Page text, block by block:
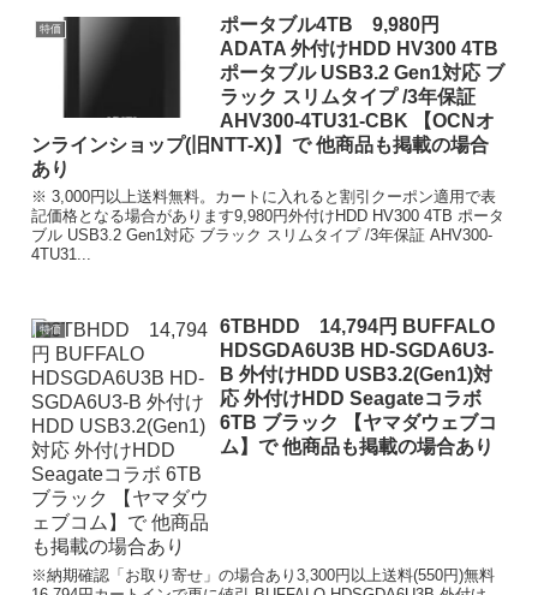
特価
ポータブル4TB 9,980円
ADATA 外付けHDD HV300 4TB
ポータブル USB3.2 Gen1対応 ブ
ラック スリムタイプ /3年保証
AHV300-4TU31-CBK 【OCNオ
ンラインショップ(旧NTT-X)】で 他商品も掲載の場合
あり
※ 3,000円以上送料無料。カートに入れると割引クーポン適用で表
記価格となる場合があります9,980円外付けHDD HV300 4TB ポータ
ブル USB3.2 Gen1対応 ブラック スリムタイプ /3年保証 AHV300-
4TU31...
特価
6TBHDD 14,794円 BUFFALO
HDSGDA6U3B HD-SGDA6U3-
B 外付けHDD USB3.2(Gen1)対
応 外付けHDD Seagateコラボ
6TB ブラック 【ヤマダウェブコ
ム】で 他商品も掲載の場合あり
※納期確認「お取り寄せ」の場合あり3,300円以上送料(550円)無料